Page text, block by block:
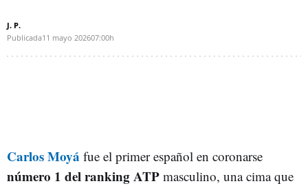
J. P.
Publicada11 mayo 202607:00h
Carlos Moyá fue el primer español en coronarse
número 1 del rankingATP masculino, una cima que